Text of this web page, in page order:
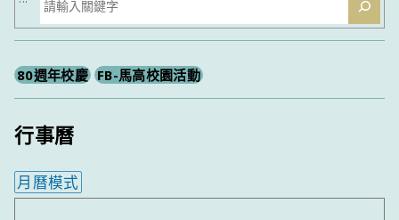
尋
80週年校慶 FB-馬高校園活動
行事曆
月曆模式